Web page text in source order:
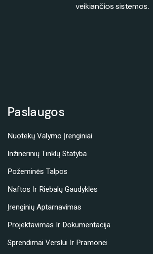
veikiančios sistemos.
Paslaugos
Nuotekų Valymo Įrenginiai
Inžinerinių Tinklų Statyba
Požeminės Talpos
Naftos Ir Riebalų Gaudyklės
Įrenginių Aptarnavimas
Projektavimas Ir Dokumentacija
Sprendimai Verslui Ir Pramonei